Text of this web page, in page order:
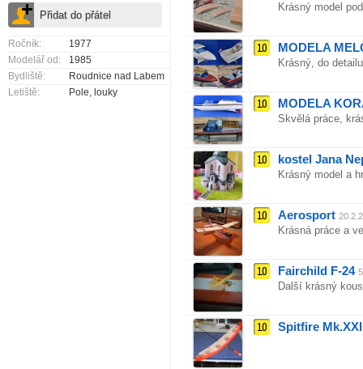
Ročník:
1977
Modelář od:
1985
Bydliště:
Roudnice nad Labem
Letiště:
Pole, louky
Krásný model
10 MODELA
Krásný, do
10 MODELA
Skvělá práce,
10 kostel Jana
Krásný model a
10 Aerosport
Krásná práce a
10 Fairchild F-24
Další krásný
10 Spitfire